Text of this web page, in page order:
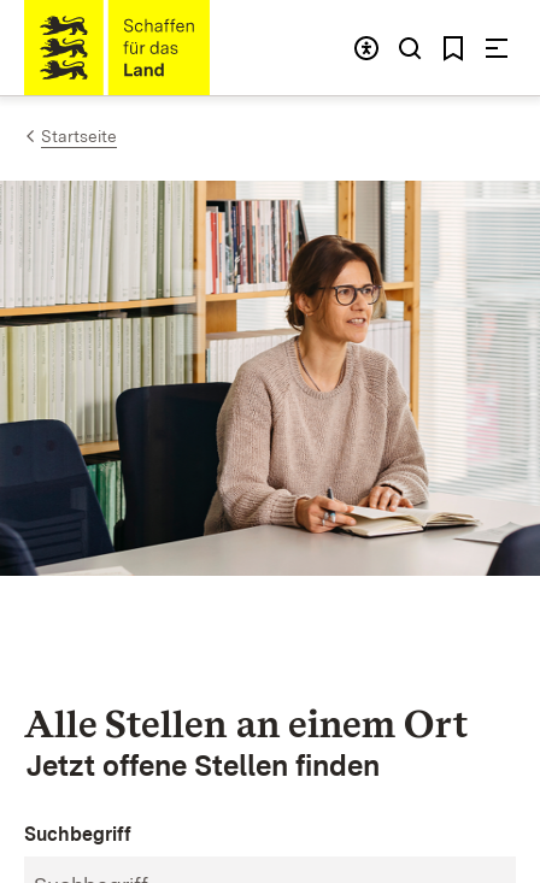
Zum Inhalt springen
Link zur Startseite
Startseite
Alle Stellen an einem Ort
Jetzt offene Stellen finden
Suchbegriff